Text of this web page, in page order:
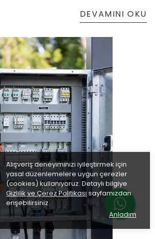
Alışveriş deneyiminizi iyileştirmek için
yasal düzenlemelere uygun çerezler
(cookies) kullanıyoruz. Detaylı bilgiye
Gizlilik ve Çerez Politikası sayfamızdan
erişebilirsiniz.
Anladım
DEVAMINI OKU